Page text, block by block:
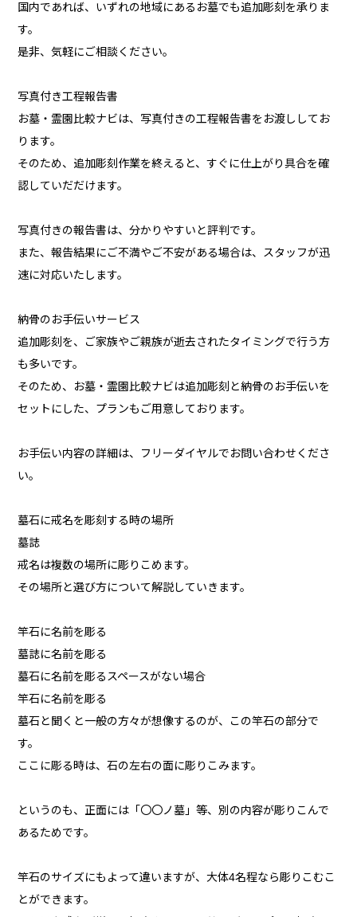
国内であれば、いずれの地域にあるお墓でも追加彫刻を承りま
す。
是非、気軽にご相談ください。
写真付き工程報告書
お墓・霊園比較ナビは、写真付きの工程報告書をお渡ししてお
ります。
そのため、追加彫刻作業を終えると、すぐに仕上がり具合を確
認していだだけます。
写真付きの報告書は、分かりやすいと評判です。
また、報告結果にご不満やご不安がある場合は、スタッフが迅
速に対応いたします。
納骨のお手伝いサービス
追加彫刻を、ご家族やご親族が逝去されたタイミングで行う方
も多いです。
そのため、お墓・霊園比較ナビは追加彫刻と納骨のお手伝いを
セットにした、プランもご用意しております。
お手伝い内容の詳細は、フリーダイヤルでお問い合わせくださ
い。
墓石に戒名を彫刻する時の場所
墓誌
戒名は複数の場所に彫りこめます。
その場所と選び方について解説していきます。
竿石に名前を彫る
墓誌に名前を彫る
墓石に名前を彫るスペースがない場合
竿石に名前を彫る
墓石と聞くと一般の方々が想像するのが、この竿石の部分で
す。
ここに彫る時は、石の左右の面に彫りこみます。
というのも、正面には「〇〇ノ墓」等、別の内容が彫りこんで
あるためです。
竿石のサイズにもよって違いますが、大体4名程なら彫りこむこ
とができます。